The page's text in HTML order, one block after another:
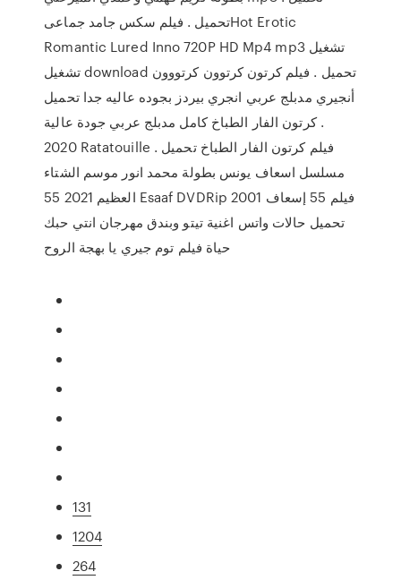
تحميل . فيلم سكس جامد جماعىHot Erotic
Romantic Lured Inno 720P HD Mp4 mp3 تشغيل
تشغيل download تحميل . فيلم كرتون كرتوون كرتووون
أنجيري مدبلج عربي انجري بيردز بجوده عاليه جدا تحميل
. كرتون الفار الطباخ كامل مدبلج عربي جودة عالية
2020 Ratatouille فيلم كرتون الفار الطباخ تحميل .
مسلسل اسعاف يونس بطولة محمد انور موسم الشتاء
العظيم 2021 55 Esaaf DVDRip فيلم 55 إسعاف 2001
تحميل حالات واتس اغنية تيتو وبندق مهرجان انتي حبك
حياة فيلم توم جيري يا بهجة الروح
131
1204
264